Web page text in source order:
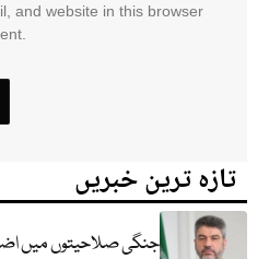
and website in this browser
تازہ ترین خبریں
جنگی صلاحیتوں میں